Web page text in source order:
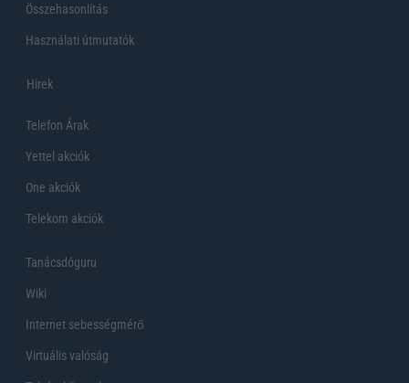
Összehasonlítás
Használati útmutatók
Hirek
Telefon Árak
Yettel akciók
One akciók
Telekom akciók
Tanácsdóguru
Wiki
Internet sebességmérő
Virtuális valóság